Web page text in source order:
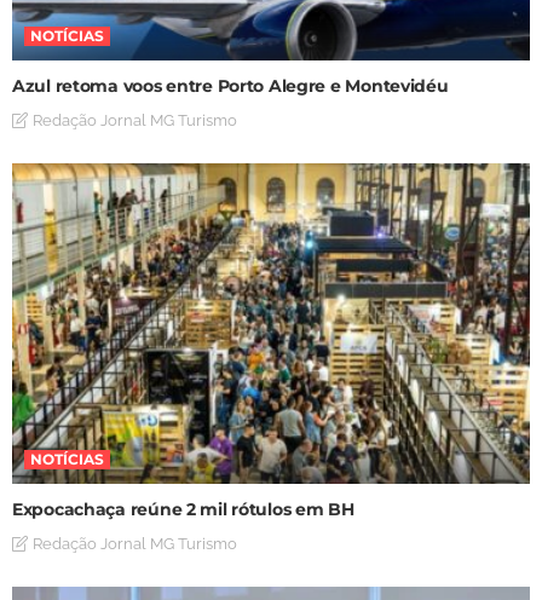
NOTÍCIAS
Azul retoma voos entre Porto Alegre e Montevidéu
Redação Jornal MG Turismo
NOTÍCIAS
Expocachaça reúne 2 mil rótulos em BH
Redação Jornal MG Turismo